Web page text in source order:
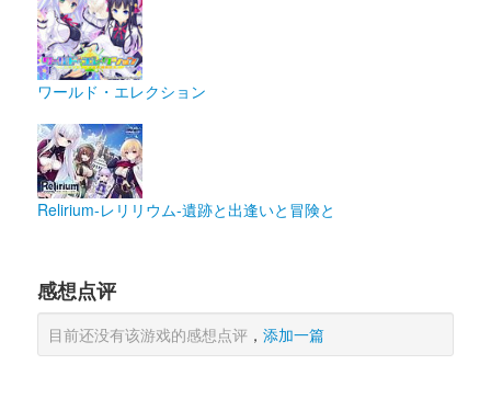
ワールド・エレクション
Relirium-レリリウム-遺跡と出逢いと冒険と
感想点评
目前还没有该游戏的感想点评 ， 添加一篇